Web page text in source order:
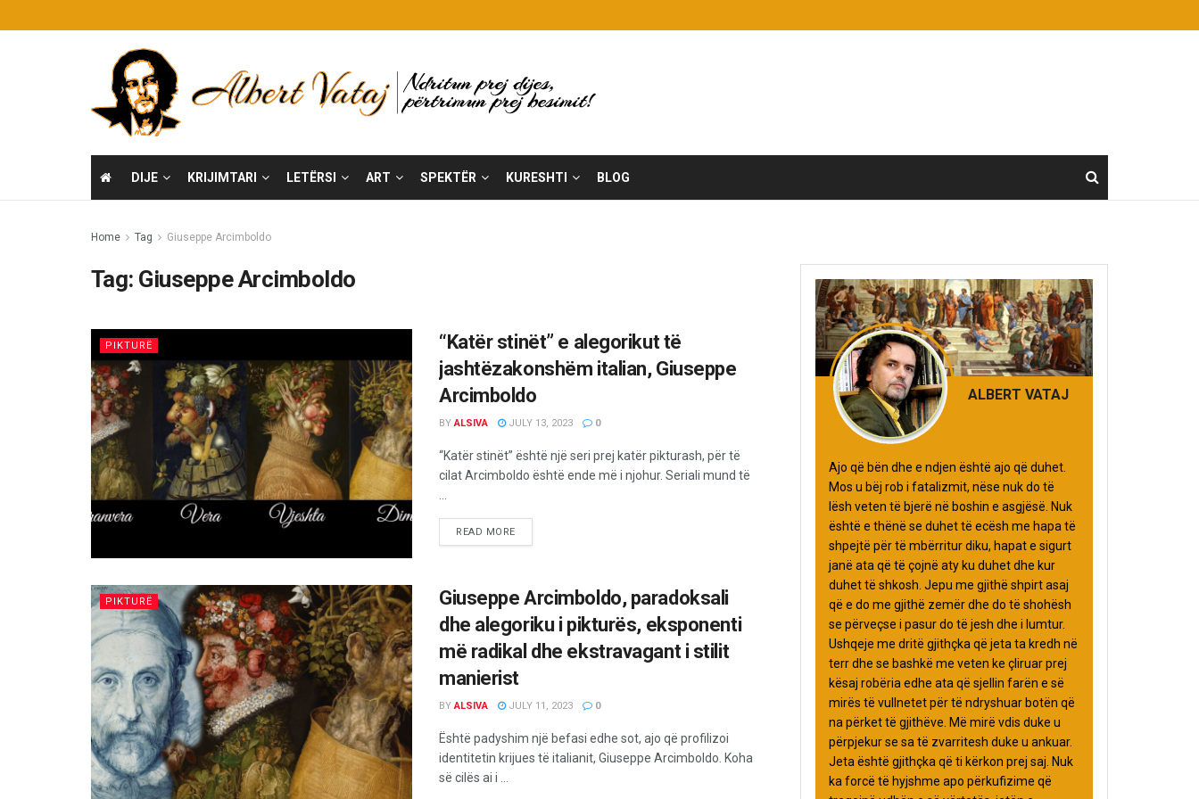
DIJE KRIJIMTARI LETËRSI ART SPEKTËR KURESHTI BLOG
Home Tag Giuseppe Arcimboldo
Tag: Giuseppe Arcimboldo
PIKTURË
“Katër stinët” e alegorikut të
jashtëzakonshëm italian, Giuseppe
Arcimboldo
BY ALSIVA JULY 13, 2023 0
“Katër stinët” është një seri prej katër pikturash, për të
cilat Arcimboldo është ende më i njohur. Seriali mund të
READ MORE
PIKTURË
Giuseppe Arcimboldo, paradoksali
dhe alegoriku i pikturës, eksponenti
më radikal dhe ekstravagant i stilit
manierist
BY ALSIVA JULY 11, 2023 0
Është padyshim një befasi edhe sot, ajo që profilizoi
identitetin krijues të italianit, Giuseppe Arcimboldo. Koha
së cilës ai i ...
ALBERT VATAJ
Ajo që bën dhe e ndjen është ajo që duhet.
Mos u bëj rob i fatalizmit, nëse nuk do të
lësh veten të bjerë në boshin e asgjësë. Nuk
është e thënë se duhet të ecësh me hapa të
shpejtë për të mbërritur diku, hapat e sigurt
janë ata që të çojnë aty ku duhet dhe kur
duhet të shkosh. Jepu me gjithë shpirt asaj
që e do me gjithë zemër dhe do të shohësh
se përveçse i pasur do të jesh dhe i lumtur.
Ushqeje me dritë gjithçka që jeta ta kredh në
terr dhe se bashkë me veten ke çliruar prej
kësaj robëria edhe ata që sjellin farën e së
mirës të vullnetet për të ndryshuar botën që
na përket të gjithëve. Më mirë vdis duke u
përpjekur se sa të zvarritesh duke u ankuar.
Jeta është gjithçka që ti kërkon prej saj. Nuk
ka forcë të hyjshme apo përkufizime që